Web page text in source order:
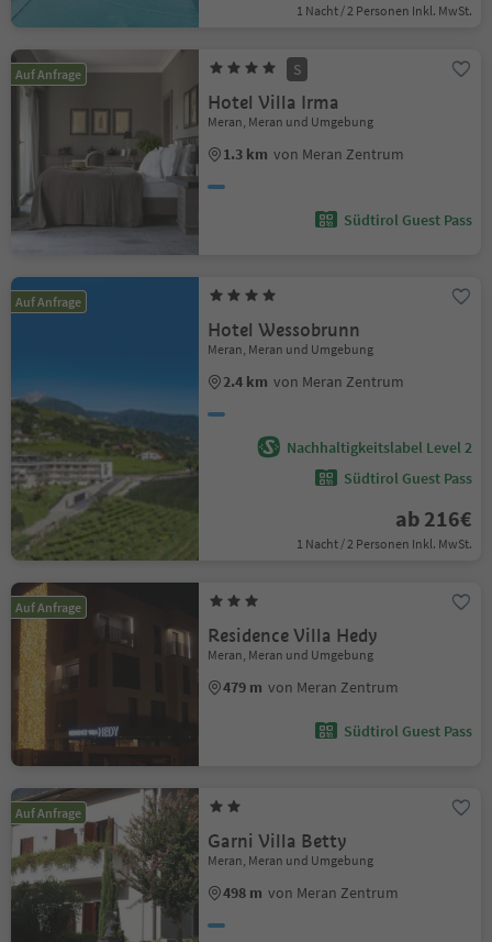
1 Nacht / 2 Personen Inkl. MwSt.
Auf Anfrage S
Hotel Villa Irma
Meran, Meran und Umgebung
1.3 km von Meran Zentrum
Südtirol Guest Pass
Auf Anfrage
Hotel Wessobrunn
Meran, Meran und Umgebung
2.4 km von Meran Zentrum
Nachhaltigkeitslabel Level 2
Südtirol Guest Pass
ab 216€
1 Nacht / 2 Personen Inkl. MwSt.
Auf Anfrage
Residence Villa Hedy
Meran, Meran und Umgebung
479 m von Meran Zentrum
Südtirol Guest Pass
Auf Anfrage
Garni Villa Betty
Meran, Meran und Umgebung
498 m von Meran Zentrum